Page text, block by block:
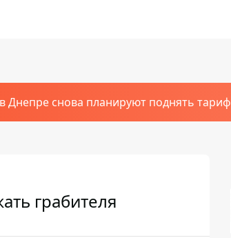
Днепре снова планируют поднять тариф
грабителя